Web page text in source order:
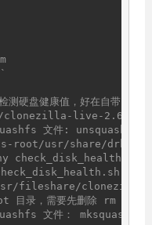
硬盘健康值，好在自带
clonezilla-live-2.6.6-
文件:
root/usr/share/drbl/
check_disk_health.sh 添
/usr/fileshare/
目录，需要先删除 rm
文件：